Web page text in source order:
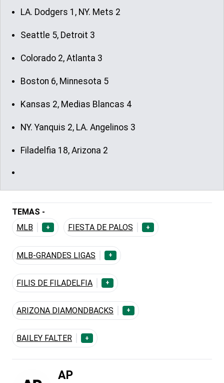
LA. Dodgers 1, NY. Mets 2
Seattle 5, Detroit 3
Colorado 2, Atlanta 3
Boston 6, Minnesota 5
Kansas 2, Medias Blancas 4
NY. Yanquis 2, LA. Angelinos 3
Filadelfia 18, Arizona 2
TEMAS -
MLB
+ FIESTA DE PALOS +
MLB-GRANDES LIGAS +
FILIS DE FILADELFIA +
ARIZONA DIAMONDBACKS +
BAILEY FALTER +
AP